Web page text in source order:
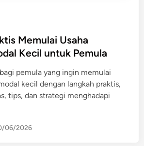
Memulai Usaha
Kecil untuk Pemula
pemula yang ingin memulai
kecil dengan langkah praktis,
tips, dan strategi menghadapi
06/2026